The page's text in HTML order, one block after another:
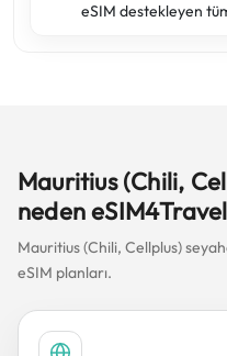
eSIM destekleyen
Mauritius (Chili,
neden
Mauritius (Chili, Cellplus)
eSIM planları.